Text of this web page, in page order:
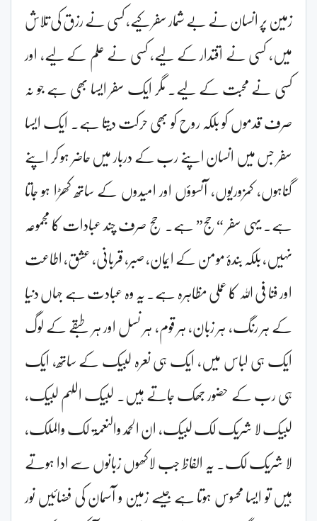
زمین پر انسان نے بے شمار سفر کیے، کسی نے رزق کی تلاش
میں، کسی نے اقتدار کے لیے، کسی نے علم کے لیے، اور
کسی نے محبت کے لیے۔ مگر ایک سفر ایسا بھی ہے جو نہ
صرف قدموں کو بلکہ روح کو بھی حرکت دیتا ہے۔ ایک ایسا
سفر جس میں انسان اپنے رب کے دربار میں حاضر ہو کر اپنے
گناہوں، کمزوریوں، آنسوؤں اور امیدوں کے ساتھ کھڑا ہو جاتا
ہے۔ یہی سفر “حج” ہے۔ حج صرف چند عبادات کا مجموعہ
نہیں، بلکہ بندۂ مومن کے ایمان، صبر، قربانی، عشق، اطاعت
اور فنا فی اللہ کا عملی مظاہرہ ہے۔ یہ وہ عبادت ہے جہاں دنیا
کے ہر رنگ، ہر زبان، ہر قوم، ہر نسل اور ہر طبقے کے لوگ
ایک ہی لباس میں، ایک ہی نعرہ لبیک کے ساتھ، ایک
ہی رب کے حضور جھک جاتے ہیں۔ لبیک اللہم لبیک،
لبیک لا شریک لک لبیک، ان الحمد والنعمۃ لک والملک،
لا شریک لک۔ یہ الفاظ جب لاکھوں زبانوں سے ادا ہوتے
ہیں تو ایسا محسوس ہوتا ہے جیسے زمین و آسمان کی فضائیں نور